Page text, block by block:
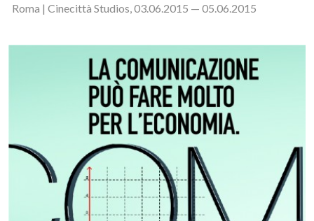
Roma | Cinecittà Studios, 03.06.2015 — 05.06.2015